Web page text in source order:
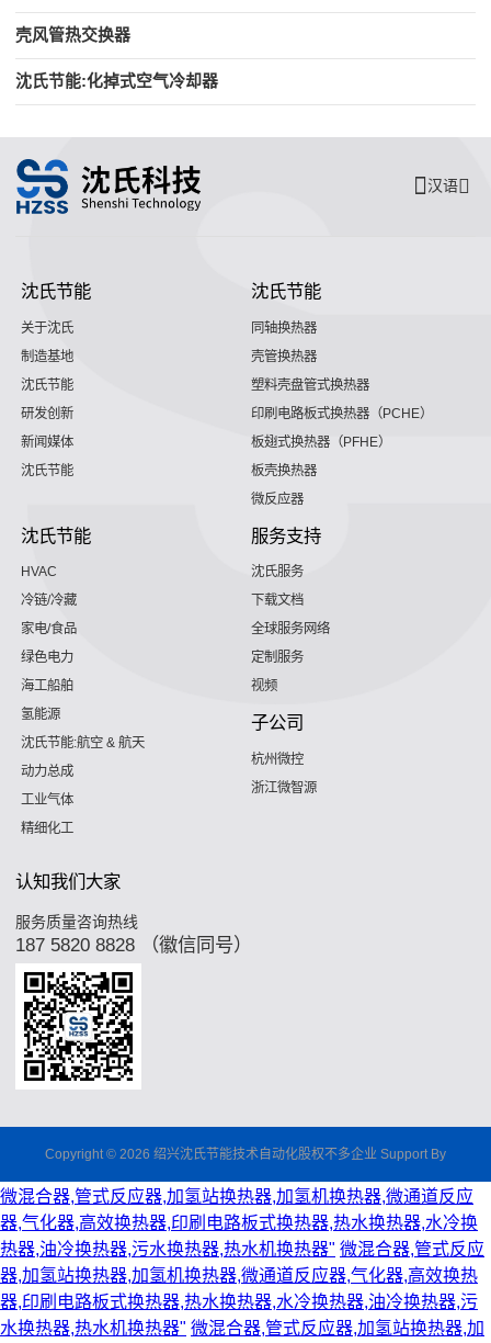
壳风管热交换器
沈氏节能:化掉式空气冷却器
汉语
沈氏节能
关于沈氏
制造基地
沈氏节能
研发创新
新闻媒体
沈氏节能
沈氏节能
同轴换热器
壳管换热器
塑料壳盘管式换热器
印刷电路板式换热器（PCHE）
板翅式换热器（PFHE）
板壳换热器
微反应器
沈氏节能
HVAC
冷链/冷藏
家电/食品
绿色电力
海工船舶
氢能源
沈氏节能:航空 & 航天
动力总成
工业气体
精细化工
服务支持
沈氏服务
下载文档
全球服务网络
定制服务
视频
子公司
杭州微控
浙江微智源
认知我们大家
服务质量咨询热线
187 5820 8828 （徽信同号）
Copyright © 2026 绍兴沈氏节能技术自动化股权不多企业 Support By
微混合器,管式反应器,加氢站换热器,加氢机换热器,微通道反应
器,气化器,高效换热器,印刷电路板式换热器,热水换热器,水冷换
热器,油冷换热器,污水换热器,热水机换热器" 微混合器,管式反应
器,加氢站换热器,加氢机换热器,微通道反应器,气化器,高效换热
器,印刷电路板式换热器,热水换热器,水冷换热器,油冷换热器,污
水换热器,热水机换热器" 微混合器,管式反应器,加氢站换热器,加